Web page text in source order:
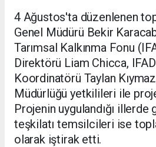
4 Ağustos'ta düzenlenen
Genel Müdürü Bekir
Tarımsal Kalkınma Fonu
Direktörü Liam Chicca,
Koordinatörü Taylan
Müdürlüğü yetkilileri ile proje
Projenin uygulandığı illerde
teşkilatı temsilcileri ise
olarak iştirak etti.